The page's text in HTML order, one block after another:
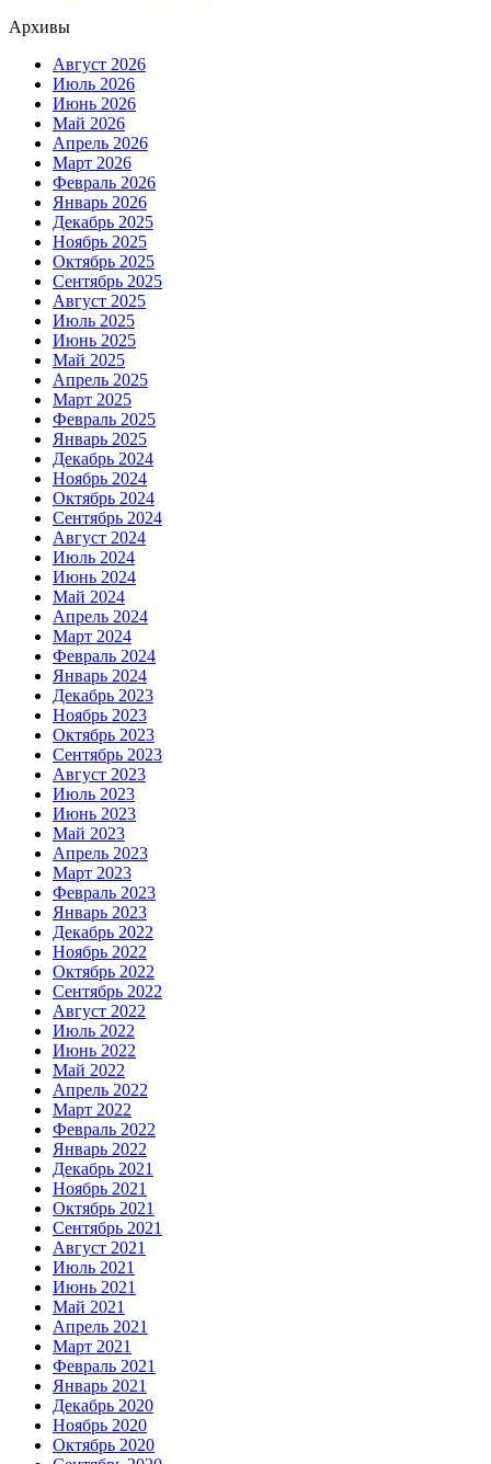
Архивы
Август 2026
Июль 2026
Июнь 2026
Май 2026
Апрель 2026
Март 2026
Февраль 2026
Январь 2026
Декабрь 2025
Ноябрь 2025
Октябрь 2025
Сентябрь 2025
Август 2025
Июль 2025
Июнь 2025
Май 2025
Апрель 2025
Март 2025
Февраль 2025
Январь 2025
Декабрь 2024
Ноябрь 2024
Октябрь 2024
Сентябрь 2024
Август 2024
Июль 2024
Июнь 2024
Май 2024
Апрель 2024
Март 2024
Февраль 2024
Январь 2024
Декабрь 2023
Ноябрь 2023
Октябрь 2023
Сентябрь 2023
Август 2023
Июль 2023
Июнь 2023
Май 2023
Апрель 2023
Март 2023
Февраль 2023
Январь 2023
Декабрь 2022
Ноябрь 2022
Октябрь 2022
Сентябрь 2022
Август 2022
Июль 2022
Июнь 2022
Май 2022
Апрель 2022
Март 2022
Февраль 2022
Январь 2022
Декабрь 2021
Ноябрь 2021
Октябрь 2021
Сентябрь 2021
Август 2021
Июль 2021
Июнь 2021
Май 2021
Апрель 2021
Март 2021
Февраль 2021
Январь 2021
Декабрь 2020
Ноябрь 2020
Октябрь 2020